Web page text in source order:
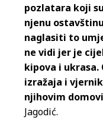
pozlatara koji
njenu
naglasiti to
ne vidi jer je
kipova i ukrasa.
izražaja i
njihovim
Jagodić.